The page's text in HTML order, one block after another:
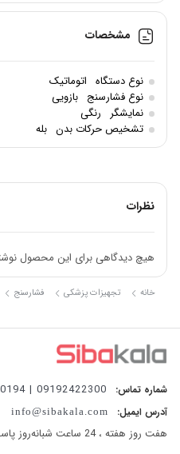
هم‌زمان اندازه‌گیری فشار خون و ECG (الکتروکاردیوگرام)
کند.
عملکردها
اتوماتیک.
ضبطECG تک‌کاناله برای بررسی
قابلیت اندازه‌گیری جداگانه:
✔ فقط
فشار خون
✔ فقط ECG
✔ یا هر دو هم‌زمان.
تشخیص اختلالات ریتمی مثل
ضربان قلب.
مشخصات
نوع دستگاه اتوماتیک
نوع فشارسنج بازویی
نمایشگر
رنگی
تشخیص حرکات بدن بله
نظرات
هیچ دیدگاهی برای این محصول
خانه تجهیزات پزشکی فشارسنج
شماره تماس: 09192422300 | 04191010194
آدرس ایمیل: info@sibakala.com
هفت روز هفته ، 24 ساعت شبانه‌روز پاسخگوی شما هستیم.